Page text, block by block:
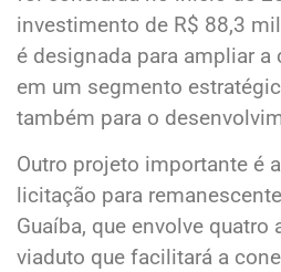
investimento de R$ 88,3
é designada para ampliar
em um segmento
também para o
Outro projeto importante é
licitação para
Guaíba, que envolve quatro
viaduto que facilitará a